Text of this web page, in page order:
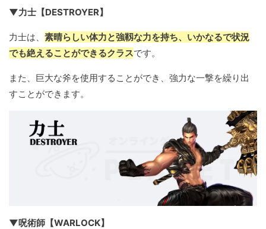
▼力士【DESTROYER】
力士は、 素晴らしい体力と強靱な力を持ち、いかなるで状況
でも絶えることができるクラスです。
また、巨大な斧を使用することができ、強力な一撃を繰り出
すことができます。
▼呪術師【WARLOCK】